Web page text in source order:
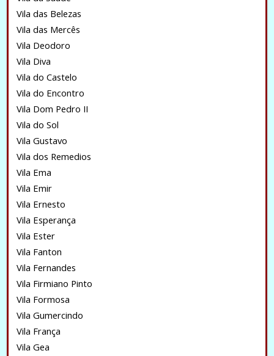
Vila das Belezas
Vila das Mercês
Vila Deodoro
Vila Diva
Vila do Castelo
Vila do Encontro
Vila Dom Pedro II
Vila do Sol
Vila Gustavo
Vila dos Remedios
Vila Ema
Vila Emir
Vila Ernesto
Vila Esperança
Vila Ester
Vila Fanton
Vila Fernandes
Vila Firmiano Pinto
Vila Formosa
Vila Gumercindo
Vila França
Vila Gea